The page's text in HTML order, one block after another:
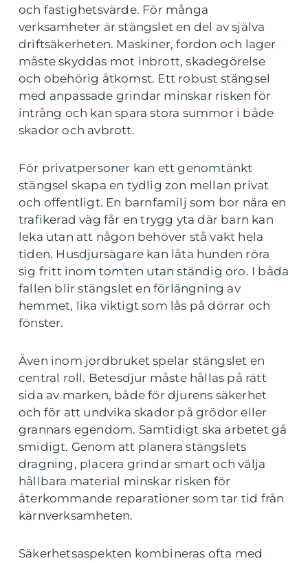
och fastighetsvärde. För många
verksamheter är stängslet en del av själva
driftsäkerheten. Maskiner, fordon och lager
måste skyddas mot inbrott, skadegörelse
och obehörig åtkomst. Ett robust stängsel
med anpassade grindar minskar risken för
intrång och kan spara stora summor i både
skador och avbrott.
För privatpersoner kan ett genomtänkt
stängsel skapa en tydlig zon mellan privat
och offentligt. En barnfamilj som bor nära en
trafikerad väg får en trygg yta där barn kan
leka utan att någon behöver stå vakt hela
tiden. Husdjursägare kan låta hunden röra
sig fritt inom tomten utan ständig oro. I båda
fallen blir stängslet en förlängning av
hemmet, lika viktigt som lås på dörrar och
fönster.
Även inom jordbruket spelar stängslet en
central roll. Betesdjur måste hållas på rätt
sida av marken, både för djurens säkerhet
och för att undvika skador på grödor eller
grannars egendom. Samtidigt ska arbetet gå
smidigt. Genom att planera stängslets
dragning, placera grindar smart och välja
hållbara material minskar risken för
återkommande reparationer som tar tid från
kärnverksamheten.
Säkerhetsaspekten kombineras ofta med